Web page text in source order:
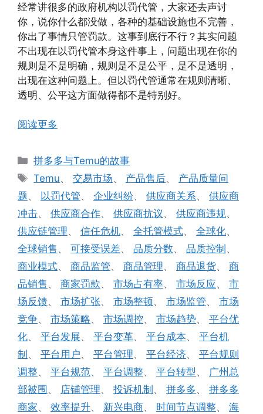
经常讲很多的政府机构以罚代管，大家还去声讨
你，说你什么都没做，各种的基础设施也不完善，
你出了事情只管罚款。这事到底行不行？其实问题
不出现在以罚代管本身这件事上，问题出现在你的
规则是不是明确，规则是不是公平，是不是透明，
出现在这种问题上。但以罚代管通常在规则清晰、
透明、公平这方面做得都不是特别好。
阅读更多
分
类
拼多多与Temu的故事
标
签
Temu、交易市场、 产品售后、 产品质量问
题、 以罚代管、 企业纠纷、 供应商关系、 供应商
冲击、 供应商合作、 供应商抗议 、 供应商违规、
供应链管理、 信任危机、 全托管模式、 全球化、
全球销售 、 可接受误差、 品质分数、 品质控制 、
商业模式、 商品监管、 商品管理、 商品退货、 商
品销售 、 商家罚款、 市场占有率、 市场反应、 市
场反馈、 市场扩张、 市场整顿、 市场监管、 市场
竞争、 市场策略、 市场调控、 市场趋势、 平台优
化、 平台发展、 平台变革、 平台成本、 平台机
制 、 平台用户、 平台管理、 平台经济、 平台规则
调整、 平台规范、 平台调整、 平台转型、 广州总
部被围 、 店铺管理、 投诉机制 、 拼多多 、 拼多多
商家、 效率提升、 新兴电商、 时间节点调整、 海